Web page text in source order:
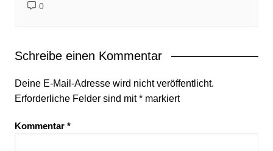
0
Schreibe einen Kommentar
Deine E-Mail-Adresse wird nicht veröffentlicht.
Erforderliche Felder sind mit*markiert
Kommentar *